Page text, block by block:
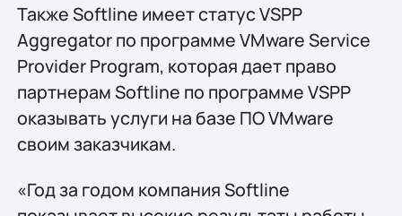
Также Softline имеет статус VSPP
Aggregator по программе VMware Service
Provider Program, которая дает право
партнерам Softline по программе VSPP
оказывать услуги на базе ПО VMware
своим заказчикам.
«Год за годом компания Softline